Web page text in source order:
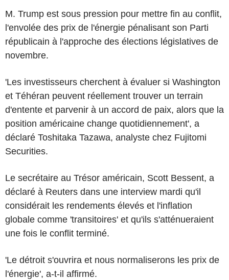
M. Trump est sous pression pour mettre fin au conflit,
l'envolée des prix de l'énergie pénalisant son Parti
républicain à l'approche des élections législatives de
novembre.
'Les investisseurs cherchent à évaluer si Washington
et Téhéran peuvent réellement trouver un terrain
d'entente et parvenir à un accord de paix, alors que la
position américaine change quotidiennement', a
déclaré Toshitaka Tazawa, analyste chez Fujitomi
Securities.
Le secrétaire au Trésor américain, Scott Bessent, a
déclaré à Reuters dans une interview mardi qu'il
considérait les rendements élevés et l'inflation
globale comme 'transitoires' et qu'ils s'atténueraient
une fois le conflit terminé.
'Le détroit s'ouvrira et nous normaliserons les prix de
l'énergie', a-t-il affirmé.